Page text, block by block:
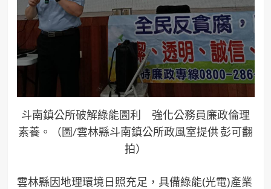
斗南鎮公所破解綠能圖利 強化公務員廉政倫理
素養。（圖/雲林縣斗南鎮公所政風室提供 彭可翻
拍）
雲林縣因地理環境日照充足，具備綠能(光電)產業